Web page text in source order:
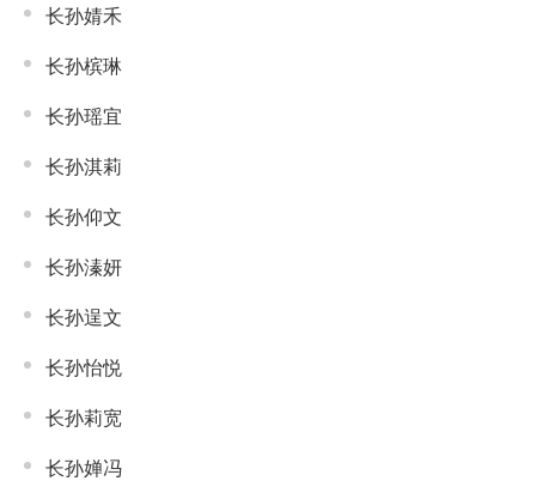
长孙婧禾
长孙槟琳
长孙瑶宜
长孙淇莉
长孙仰文
长孙溱妍
长孙逞文
长孙怡悦
长孙莉宽
长孙婵冯